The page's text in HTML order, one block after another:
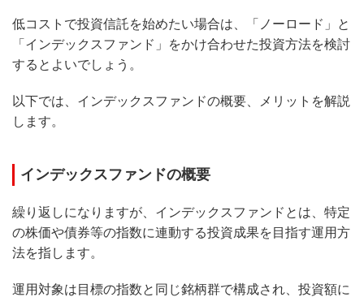
低コストで投資信託を始めたい場合は、「ノーロード」と
「インデックスファンド」をかけ合わせた投資方法を検討
するとよいでしょう。
以下では、インデックスファンドの概要、メリットを解説
します。
インデックスファンドの概要
繰り返しになりますが、インデックスファンドとは、特定
の株価や債券等の指数に連動する投資成果を目指す運用方
法を指します。
運用対象は目標の指数と同じ銘柄群で構成され、投資額に